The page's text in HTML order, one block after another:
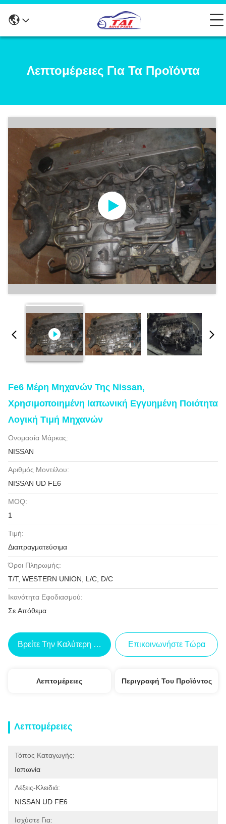
Λεπτομέρειες Για Τα Προϊόντα
Fe6 Μέρη Μηχανών Της Nissan,
Χρησιμοποιημένη Ιαπωνική Εγγυημένη Ποιότητα
Λογική Τιμή Μηχανών
Ονομασία Μάρκας:
NISSAN
Αριθμός Μοντέλου:
NISSAN UD FE6
MOQ:
1
Τιμή:
Διαπραγματεύσιμα
Όροι Πληρωμής:
T/T, WESTERN UNION, L/C, D/C
Ικανότητα Εφοδιασμού:
Σε Απόθεμα
Βρείτε Την Καλύτερη Τιμή Επικοινωνήστε Τώρα
Λεπτομέρειες Περιγραφή Του Προϊόντος
Λεπτομέρειες
Τόπος Καταγωγής:
Ιαπωνία
Λέξεις-Κλειδιά:
NISSAN UD FE6
Ισχύστε Για: